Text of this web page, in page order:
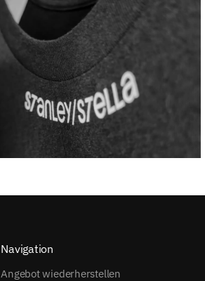
Navigation
Angebot wiederherstellen